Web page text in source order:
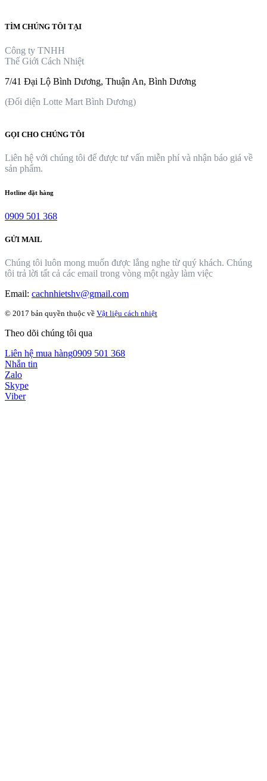
TÌM CHÚNG TÔI TẠI
Công ty TNHH
Thế Giới Cách Nhiệt
7/41 Đại Lộ Bình Dương, Thuận An, Bình Dương
(Đối diện Lotte Mart Bình Dương)
GỌI CHO CHÚNG TÔI
Liên hệ với chúng tôi để được tư vấn miễn phí và nhận báo giá về
sản phẩm.
Hotline đặt hàng
0909 501 368
GỬI MAIL
Chúng tôi luôn mong muốn được lắng nghe từ quý khách. Chúng
tôi trả lời tất cả các email trong vòng một ngày làm việc
Email: cachnhietshv@gmail.com
© 2017 bản quyền thuộc về Vật liệu cách nhiệt
Theo dõi chúng tôi qua
Liên hệ mua hàng0909 501 368
Nhắn tin
Zalo
Skype
Viber